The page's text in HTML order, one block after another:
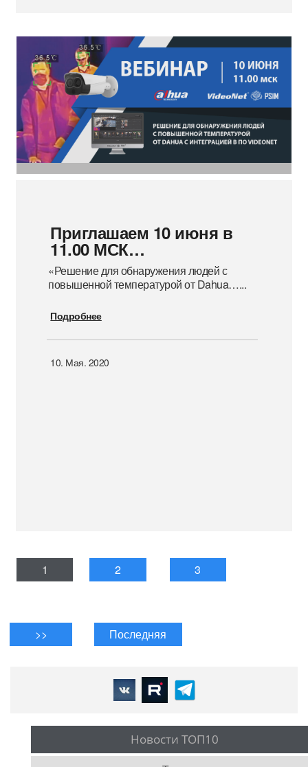
Приглашаем 10 июня в
11.00 МСК…
«Решение для обнаружения людей с
повышенной температурой от Dahua…...
Подробнее
10. Мая. 2020
1 2 3
>> Последняя
Новости ТОП10